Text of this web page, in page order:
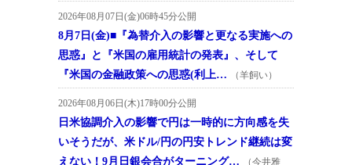
2026年08月07日(金)06時45分公開
8月7日(金)■『為替介入の影響と更なる実施への
思惑』と『米国の雇用統計の発表』、そして
『米国の金融政策への思惑(利上…
（羊飼い）
2026年08月06日(木)17時00分公開
日米協調介入の影響で円は一時的に方向感を失
いそうだが、米ドル/円の円安トレンド継続は変
えない！9月日銀会合がターニング…
（今井雅